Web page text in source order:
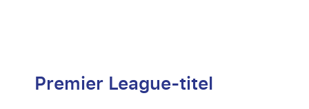
Premier League-titel